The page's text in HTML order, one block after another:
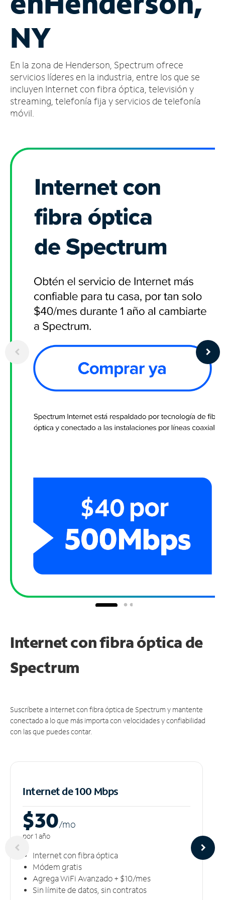
cuenta
Encuentra
tienda
NY
En la zona de Henderson, Spectrum ofrece
servicios líderes en la industria, entre los que se
incluyen Internet con fibra óptica, televisión y
streaming, telefonía fija y servicios de telefonía
móvil.
Internet con fibra óptica de
Spectrum
Suscríbete a Internet con fibra óptica de Spectrum y mantente
conectado a lo que más importa con velocidades y confiabilidad
con las que puedes contar.
Internet de 100 Mbps
$30/mo
por 1 año
Internet con fibra óptica
Módem gratis
Agrega WiFi Avanzado + $10/mes
Sin límite de datos, sin contratos